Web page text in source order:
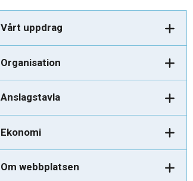
Vårt uppdrag
Organisation
Anslagstavla
Ekonomi
Om webbplatsen